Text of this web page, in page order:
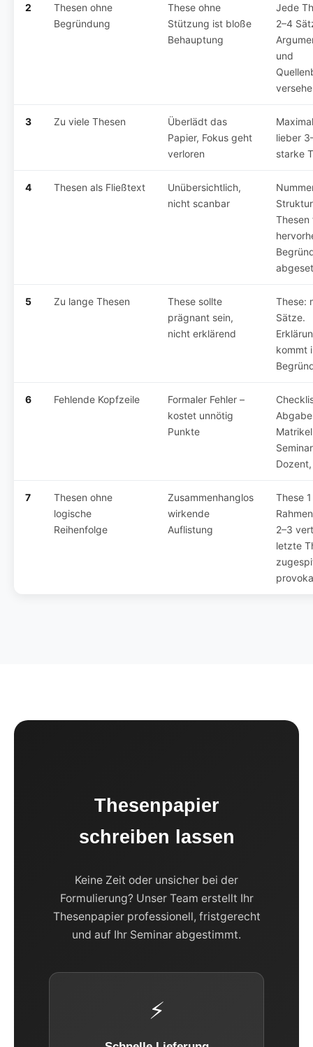
2
Thesen ohne
Begründung
These ohne
Stützung ist bloße
Behauptung
Jede
2–4
und
3 Zu viele Thesen
Überlädt das
Papier, Fokus geht
verloren
lieber
starke
4 Thesen als Fließtext
Unübersichtlich,
nicht scanbar
5 Zu lange Thesen
These sollte
prägnant sein,
nicht erklärend
These:
Sätze.
kommt
6 Fehlende Kopfzeile
Formaler Fehler –
kostet unnötig
Punkte
7
Thesen ohne
logische
Reihenfolge
Zusammenhanglos
wirkende
Auflistung
These
2–3
letzte
Thesenpapier
schreiben lassen
Keine Zeit oder unsicher bei der
Formulierung? Unser Team erstellt Ihr
Thesenpapier professionell, fristgerecht
und auf Ihr Seminar abgestimmt.
⚡